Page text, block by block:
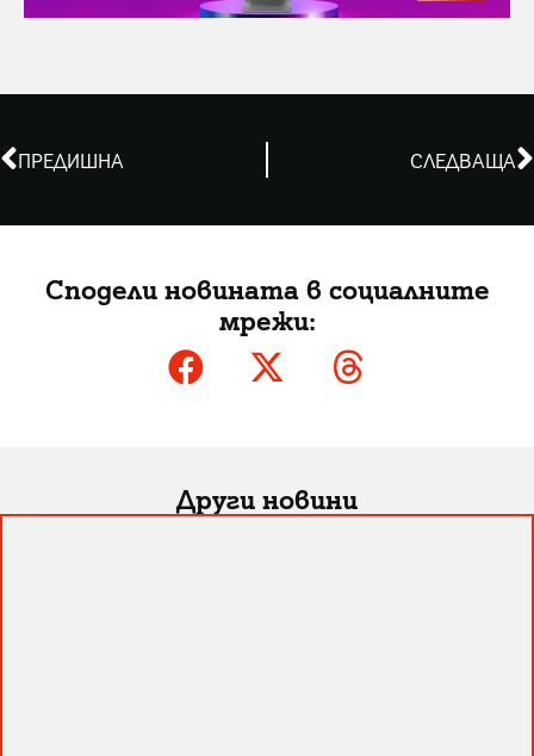
ПРЕДИШНА СЛЕДВАЩА
Сподели новината в социалните
мрежи:
Други новини